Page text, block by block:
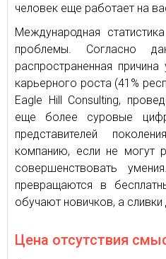
человек еще работает на
Международная
проблемы. Согласно
распространенная
карьерного роста (41%
Eagle Hill Consulting,
еще более суровые
представителей
компанию, если не могут
совершенствовать
превращаются в
обучают новичков, а сливки
Цена отсутствия